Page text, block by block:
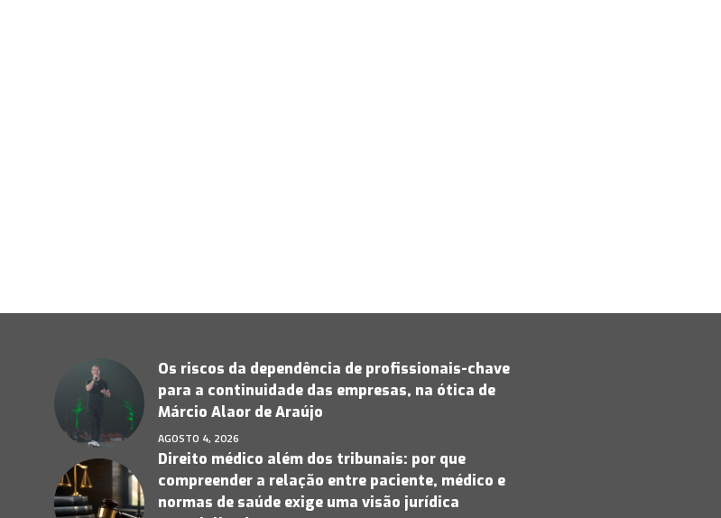
Os riscos da dependência de profissionais-chave
para a continuidade das empresas, na ótica de
Márcio Alaor de Araújo
AGOSTO 4, 2026
Direito médico além dos tribunais: por que
compreender a relação entre paciente, médico e
normas de saúde exige uma visão jurídica